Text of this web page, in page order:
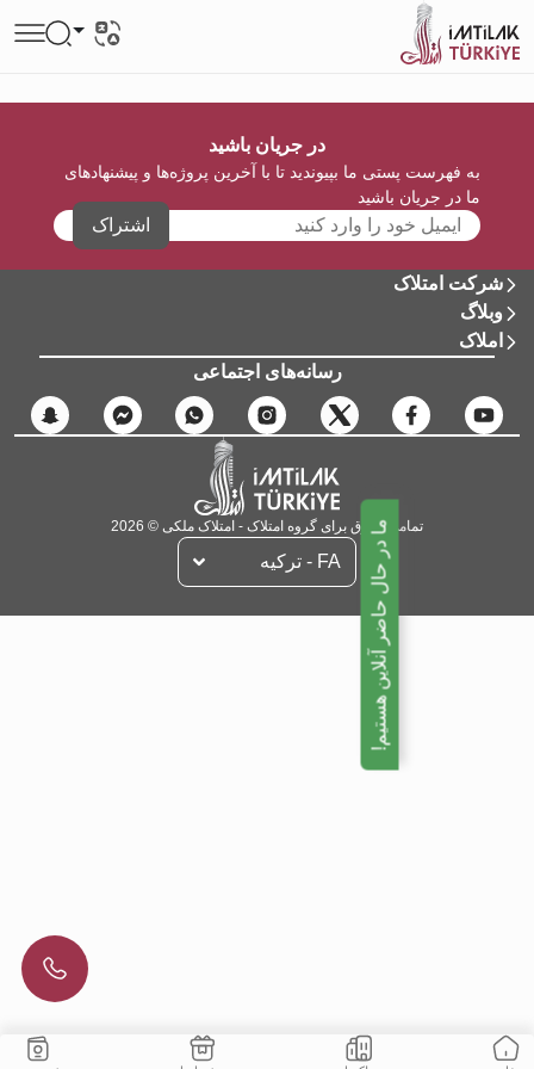
در جریان باشید
به فهرست پستی ما بپیوندید تا با آخرین پروژه‌ها و پیشنهادهای
ما در جریان باشید
اشتراک
شرکت امتلاک
وبلاگ
املاک
رسانه‌های اجتماعی
تمامی حقوق برای گروه امتلاک - امتلاک ملکی © 2026
FA - تركيه ما در حال حاضر آنلاین هستیم!